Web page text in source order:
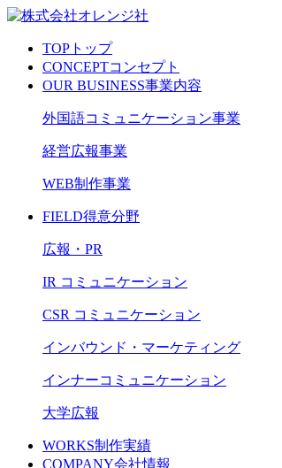
TOP トップ
CONCEPTコンセプト
OUR BUSINESS事業内容
外国語コミュニケーション事業
経営広報事業
WEB制作事業
FIELD得意分野
広報・PR
IR コミュニケーション
CSR コミュニケーション
インバウンド・マーケティング
インナーコミュニケーション
大学広報
WORKS制作実績
COMPANY会社情報